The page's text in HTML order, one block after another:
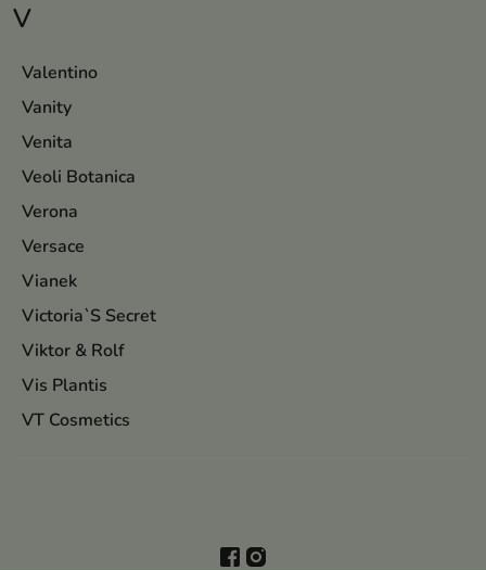
V
Valentino
Vanity
Venita
Veoli Botanica
Verona
Versace
Vianek
Victoria`S Secret
Viktor & Rolf
Vis Plantis
VT Cosmetics